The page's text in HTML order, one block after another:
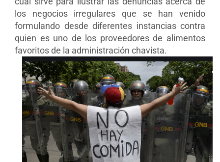
los negocios irregulares que se han venido
formulando desde diferentes instancias contra
quien es uno de los proveedores de alimentos
favoritos de la administración chavista.